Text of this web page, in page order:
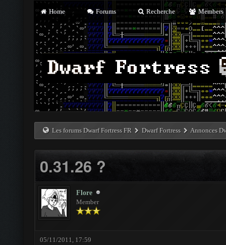
Home Forums Recherche Members
Les forums Dwarf Fortress FR Dwarf Fortress Annonces
0.31.26 ?
Flore
Member
05/11/2011, 17:59